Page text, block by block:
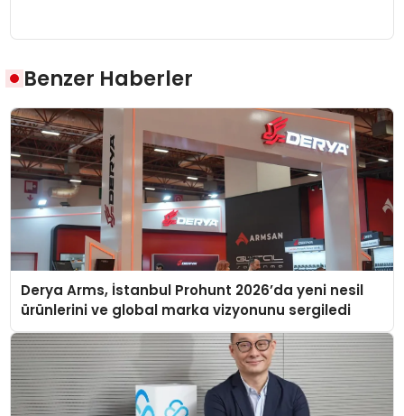
Benzer Haberler
Derya Arms, İstanbul Prohunt 2026’da yeni nesil
ürünlerini ve global marka vizyonunu sergiledi